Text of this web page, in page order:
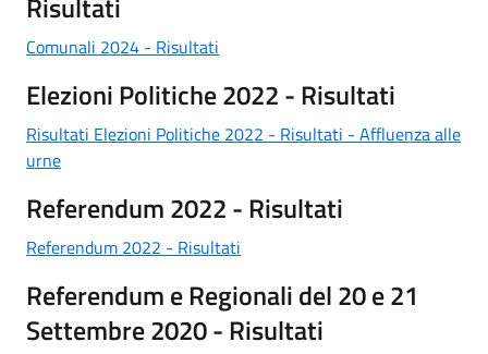
Comunali 2024 - Risultati
Elezioni Politiche 2022 - Risultati
Risultati Elezioni Politiche 2022 - Risultati - Affluenza alle
urne
Referendum 2022 - Risultati
Referendum 2022 - Risultati
Referendum e Regionali del 20 e 21
Settembre 2020 - Risultati